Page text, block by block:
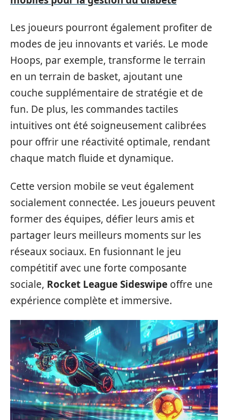
Les joueurs pourront également profiter de
modes de jeu innovants et variés. Le mode
Hoops, par exemple, transforme le terrain
en un terrain de basket, ajoutant une
couche supplémentaire de stratégie et de
fun. De plus, les commandes tactiles
intuitives ont été soigneusement calibrées
pour offrir une réactivité optimale, rendant
chaque match fluide et dynamique.
Cette version mobile se veut également
socialement connectée. Les joueurs peuvent
former des équipes, défier leurs amis et
partager leurs meilleurs moments sur les
réseaux sociaux. En fusionnant le jeu
compétitif avec une forte composante
sociale, Rocket League Sideswipe offre une
expérience complète et immersive.